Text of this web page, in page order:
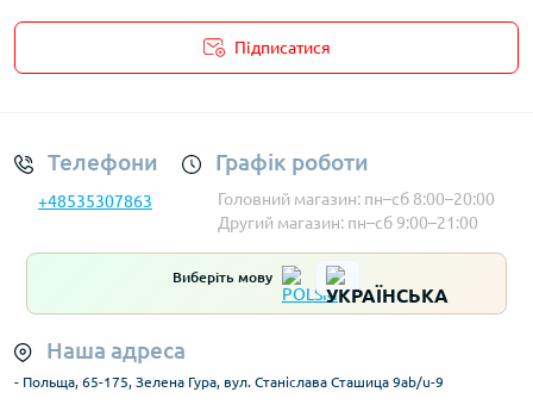
Підписатися
Телефони
+48535307863
Графік роботи
Головний магазин: пн–сб 8:00–20:00
Другий магазин: пн–сб 9:00–21:00
Виберіть мову
Наша адреса
- Польща, 65-175, Зелена Гура, вул. Станіслава Сташица 9ab/u-9